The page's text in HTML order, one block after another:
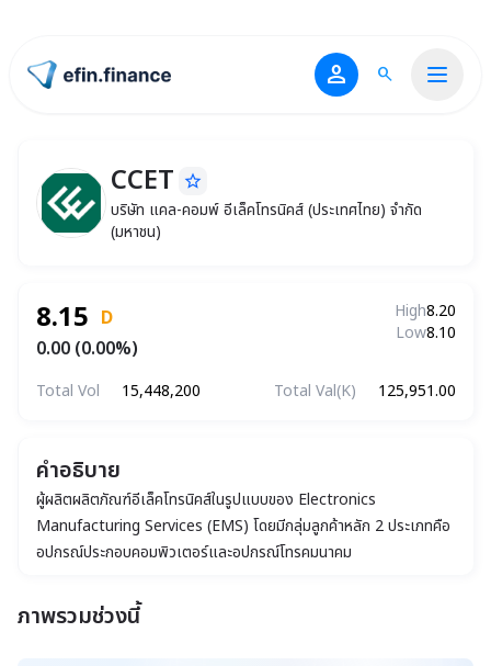
ไปหน้าแรก person search
CCET บริษัท แคล-คอมพ์ อีเล็คโทรนิคส์ (ประเทศไทย)
CCET star_border
บริษัท แคล-คอมพ์ อีเล็คโทรนิคส์ (ประเทศไทย) จำกัด
(มหาชน)
8.15 D
0.00 (0.00%)
High8.20
Low8.10
Total Vol 15,448,200 Total Val(K) 125,951.00
คำอธิบาย
ผู้ผลิตผลิตภัณฑ์อีเล็คโทรนิคส์ในรูปแบบของ Electronics
Manufacturing Services (EMS) โดยมีกลุ่มลูกค้าหลัก 2 ประเภทคือ
อุปกรณ์ประกอบคอมพิวเตอร์และอุปกรณ์โทรคมนาคม
ภาพรวมช่วงนี้